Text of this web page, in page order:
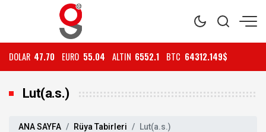
DOLAR 47.70 EURO 55.04 ALTIN 6552.1 BTC 64312.149$
Lut(a.s.)
ANA SAYFA Rüya Tabirleri Lut(a.s.)